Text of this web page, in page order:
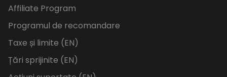
Affiliate Program
Programul de recomandare
Taxe și limite (EN)
Țări sprijinite (EN)